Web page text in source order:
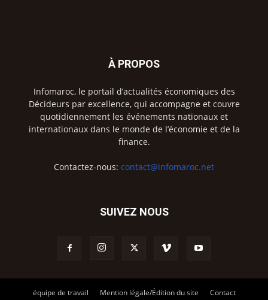
À PROPOS
Infomaroc, le portail d’actualités économiques des
Décideurs par excellence, qui accompagne et couvre
quotidiennement les événements nationaux et
internationaux dans le monde de l’économie et de la
finance.
Contactez-nous: contact@infomaroc.net
SUIVEZ NOUS
équipe de travail Mention légale/Édition du site Contact